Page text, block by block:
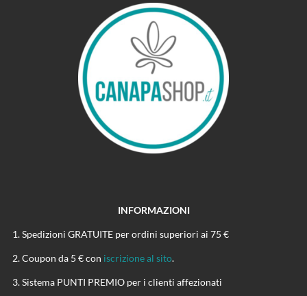
INFORMAZIONI
Spedizioni GRATUITE per ordini superiori ai 75 €
Coupon da 5 € con iscrizione al sito.
Sistema PUNTI PREMIO per i clienti affezionati